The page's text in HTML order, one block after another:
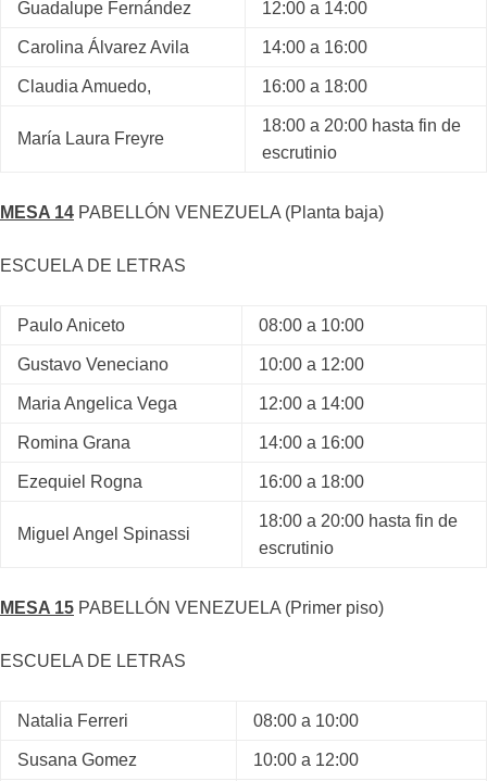
Guadalupe Fernández 12:00 a 14:00
Carolina Álvarez Avila 14:00 a 16:00
Claudia Amuedo, 16:00 a 18:00
María Laura Freyre
18:00 a 20:00 hasta fin de
escrutinio
MESA 14 PABELLÓN VENEZUELA (Planta baja)
ESCUELA DE LETRAS
Paulo Aniceto 08:00 a 10:00
Gustavo Veneciano 10:00 a 12:00
Maria Angelica Vega 12:00 a 14:00
Romina Grana 14:00 a 16:00
Ezequiel Rogna 16:00 a 18:00
Miguel Angel Spinassi
18:00 a 20:00 hasta fin de
escrutinio
MESA 15 PABELLÓN VENEZUELA (Primer piso)
ESCUELA DE LETRAS
Natalia Ferreri 08:00 a 10:00
Susana Gomez 10:00 a 12:00